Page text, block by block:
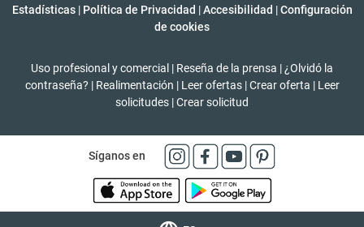
Estadísticas | Política de Privacidad | Accesibilidad | Configuración
de cookies
Uso profesional y comercial | Reseña de la prensa | ¿Olvidó la
contraseña? | Realimentación | Leer ofertas | Crear oferta | Leer
solicitudes |Crear solicitud
Síganos en